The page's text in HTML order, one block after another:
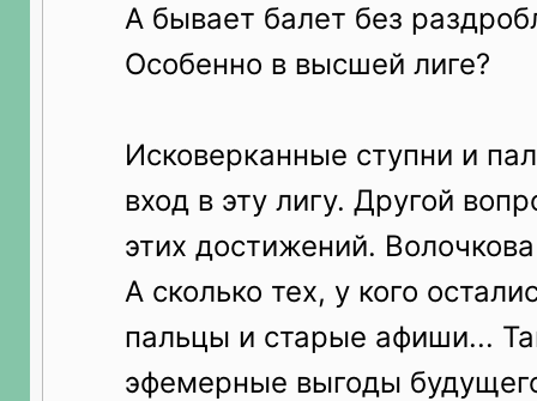
А бывает балет без
Особенно в высшей лиге?
Исковерканные ступни и
вход в эту лигу. Другой
этих достижений.
А сколько тех, у кого
пальцы и старые афиши...
эфемерные выгоды